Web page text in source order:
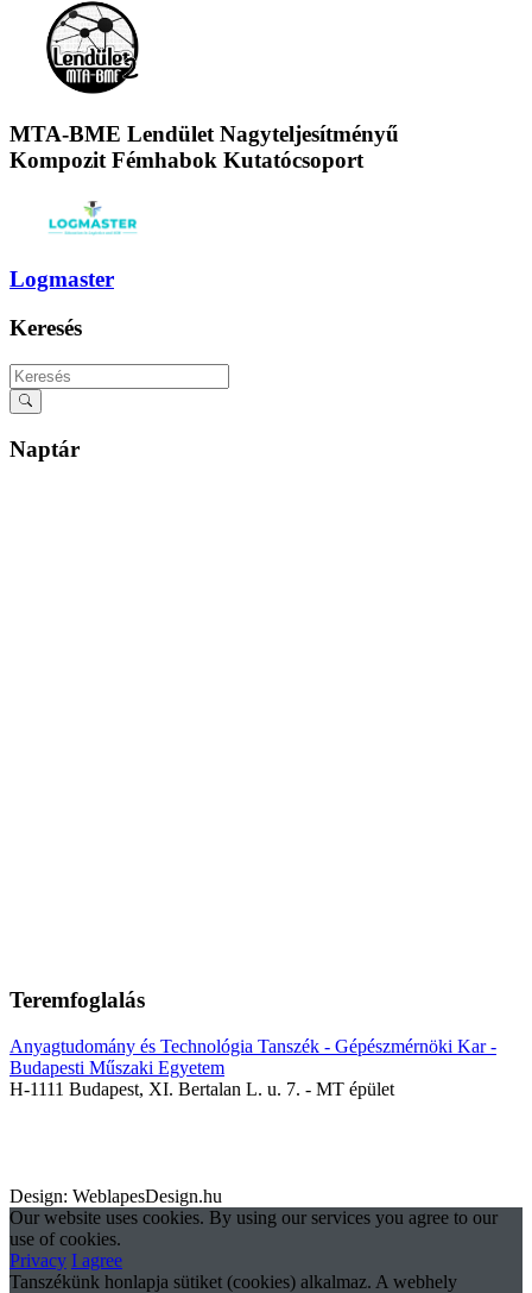
MTA-BME Lendület Nagyteljesítményű
Kompozit Fémhabok Kutatócsoport
Logmaster
Keresés
Naptár
Teremfoglalás
Anyagtudomány és Technológia Tanszék - Gépészmérnöki Kar -
Budapesti Műszaki Egyetem
H-1111 Budapest, XI. Bertalan L. u. 7. - MT épület
Design: WeblapesDesign.hu
Our website uses cookies. By using our services you agree to our
use of cookies.
Privacy I agree
Tanszékünk honlapja sütiket (cookies) alkalmaz. A webhely